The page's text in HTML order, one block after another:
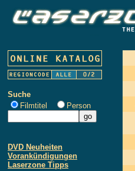
Suche
Filmtitel
Person
DVD Neuheiten
Vorankündigungen
Laserzone Tipps